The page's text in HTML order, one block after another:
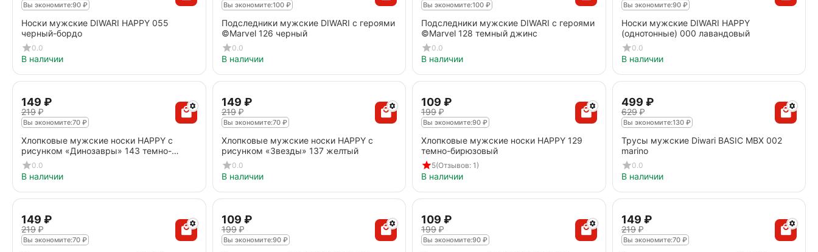
Вы экономите:90 ₽
Носки мужские DIWARI HAPPY 055
черный-бордо
0.0
В наличии
Вы экономите:100₽
Подследники мужские DIWARI с героями
©Marvel 126 черный
0.0
В наличии
Вы экономите:100 ₽
Подследники мужские DIWARI с героями
©Marvel 128 темный джинс
0.0
В наличии
Вы экономите:90₽
Носки мужские DIWARI HAPPY
(однотонные) 000 лавандовый
0.0
В наличии
‍149‍ ₽
‍219‍₽
Вы экономите:70 ₽
Хлопковые мужские носки HAPPY с
рисунком «Динозавры» 143 темно-
зеленый
0.0
В наличии
‍149‍ ₽
‍219‍ ₽
Вы экономите:70₽
Хлопковые мужские носки HAPPY с
рисунком «Звезды» 137 желтый
0.0
В наличии
‍109‍ ₽
‍199‍₽
Вы экономите:90 ₽
Хлопковые мужские носки HAPPY 129
темно-бирюзовый
5(Отзывов: 1)
В наличии
‍499‍ ₽
‍629‍ ₽
Вы экономите:130₽
Трусы мужские Diwari BASIC MBX 002
marino
0.0
В наличии
‍149‍ ₽
‍219‍₽
Вы экономите:70 ₽
‍109‍ ₽
‍199‍ ₽
Вы экономите:90₽
‍109‍ ₽
‍199‍₽
Вы экономите:90 ₽
‍149‍ ₽
‍219‍ ₽
Вы экономите:70₽